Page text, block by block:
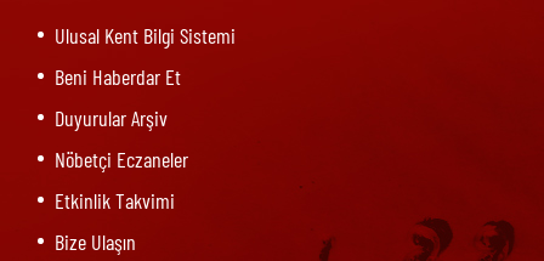
Ulusal Kent Bilgi Sistemi
Beni Haberdar Et
Duyurular Arşiv
Nöbetçi Eczaneler
Etkinlik Takvimi
Bize Ulaşın